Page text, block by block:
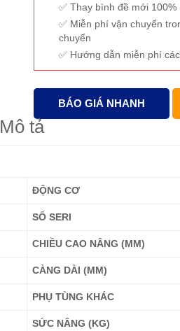
Thay bình đề mới
Miễn phí vận chuyển
chuyển
Hướng dẫn miễn phí
BÁO GIÁ NHANH
Mô tả
ĐỘNG CƠ
SỐ SERI
CHIỀU CAO NÂNG (MM)
CÀNG DÀI (MM)
PHỤ TÙNG KHÁC
SỨC NÂNG (KG)